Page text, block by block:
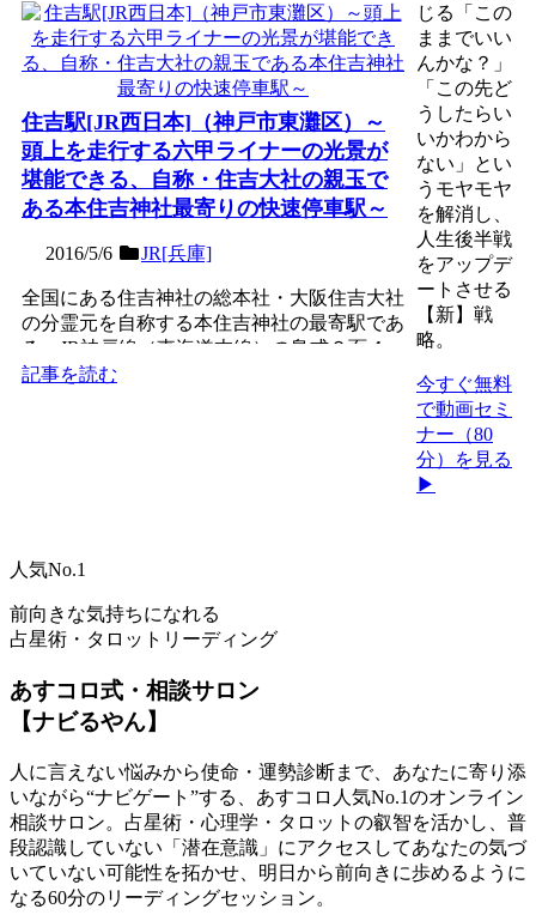
住吉駅[JR西日本]（神戸市東灘区）～
頭上を走行する六甲ライナーの光景が
堪能できる、自称・住吉大社の親玉で
ある本住吉神社最寄りの快速停車駅～
2016/5/6 JR[兵庫]
全国にある住吉神社の総本社・大阪住吉大社
の分霊元を自称する本住吉神社の最寄駅であ
る、JR神戸線（東海道本線）の島式２面４
線の地上駅。明治初期...
記事を読む
じる「この
ままでいい
んかな？」
「この先ど
うしたらい
いかわから
ない」とい
うモヤモヤ
を解消し、
人生後半戦
をアップデ
ートさせる
【新】戦
略。
今すぐ無料
で動画セミ
ナー（80
分）を見る
▶
人気No.1
前向きな気持ちになれる
占星術・タロットリーディング
あすコロ式・相談サロン
【ナビるやん】
人に言えない悩みから使命・運勢診断まで、あなたに寄り添
いながら“ナビゲート”する、あすコロ人気No.1のオンライン
相談サロン。占星術・心理学・タロットの叡智を活かし、普
段認識していない「潜在意識」にアクセスしてあなたの気づ
いていない可能性を拓かせ、明日から前向きに歩めるように
なる60分のリーディングセッション。